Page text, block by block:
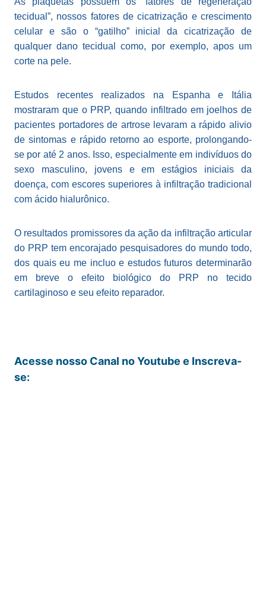
tecidual”, nossos fatores de cicatrização e crescimento
celular e são o “gatilho” inicial da cicatrização de
qualquer dano tecidual como, por exemplo, apos um
corte na pele.
Estudos recentes realizados na Espanha e Itália
mostraram que o PRP, quando infiltrado em joelhos de
pacientes portadores de artrose levaram a rápido alivio
de sintomas e rápido retorno ao esporte, prolongando-
se por até 2 anos. Isso, especialmente em indivíduos do
sexo masculino, jovens e em estágios iniciais da
doença, com escores superiores à infiltração tradicional
com ácido hialurônico.
O resultados promissores da ação da infiltração articular
do PRP tem encorajado pesquisadores do mundo todo,
dos quais eu me incluo e estudos futuros determinarão
em breve o efeito biológico do PRP no tecido
cartilaginoso e seu efeito reparador.
Acesse nosso Canal no Youtube e Inscreva-
se: